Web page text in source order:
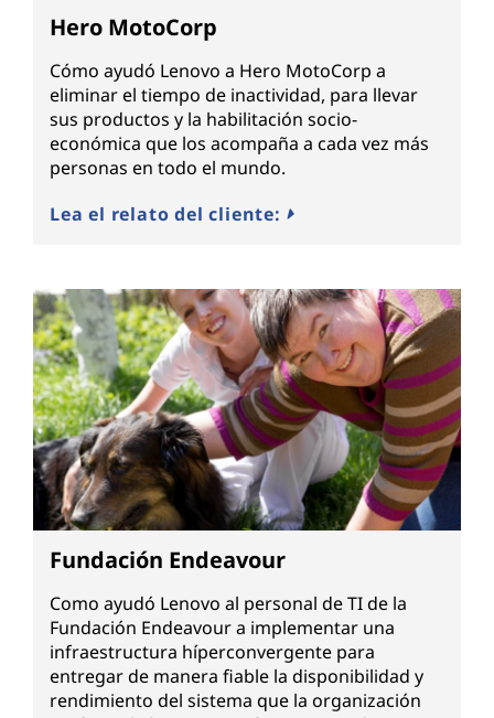
Hero MotoCorp
Cómo ayudó Lenovo a Hero MotoCorp a
eliminar el tiempo de inactividad, para llevar
sus productos y la habilitación socio-
económica que los acompaña a cada vez más
personas en todo el mundo.
Lea el relato del cliente:
Fundación Endeavour
Como ayudó Lenovo al personal de TI de la
Fundación Endeavour a implementar una
infraestructura híperconvergente para
entregar de manera fiable la disponibilidad y
rendimiento del sistema que la organización